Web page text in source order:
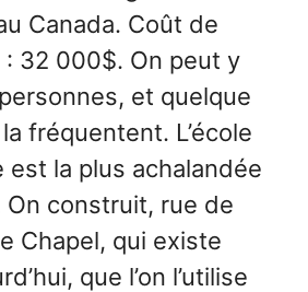
Canada. Coût de
32 000$. On peut y
et quelque
fréquentent. L’école
est la plus achalandée
construit, rue de
Chapel, qui existe
que l’on l’utilise